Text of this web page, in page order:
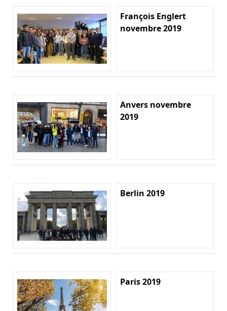
François Englert
novembre 2019
Anvers novembre
2019
Berlin 2019
Paris 2019